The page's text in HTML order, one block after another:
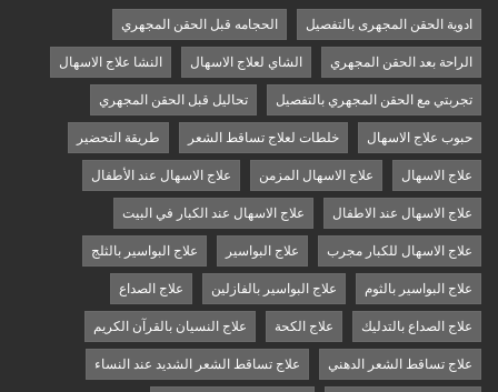
ادوية الحقن المجهرى بالتفصيل الحجامه قبل الحقن المجهري
الراحة بعد الحقن المجهري الشاي لعلاج الاسهال النشا علاج الاسهال
تجربتي مع الحقن المجهري بالتفصيل تحاليل قبل الحقن المجهري
حبوب علاج الاسهال خلطات لعلاج تساقط الشعر طريقة التحضير
علاج الاسهال علاج الاسهال المزمن علاج الاسهال عند الأطفال
علاج الاسهال عند الاطفال علاج الاسهال عند الكبار في البيت
علاج الاسهال للكبار مجرب علاج البواسير علاج البواسير بالثلج
علاج البواسير بالثوم علاج البواسير بالفازلين علاج الصداع
علاج الصداع بالتدليك علاج الكحة علاج النسيان بالقرآن الكريم
علاج تساقط الشعر الدهني علاج تساقط الشعر الشديد عند النساء